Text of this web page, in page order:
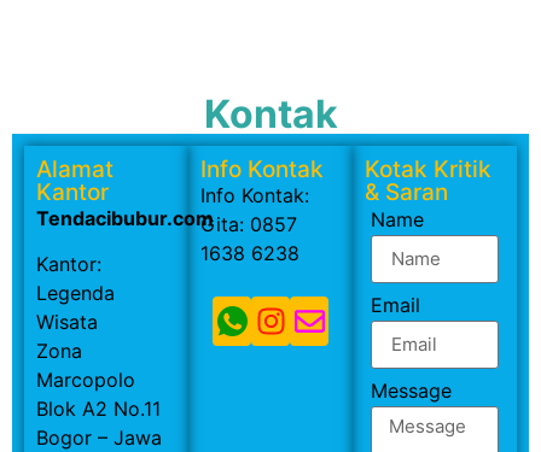
Kontak
Alamat
Kantor
Tendacibubur.com
Kantor:
Legenda
Wisata
Zona
Marcopolo
Blok A2 No.11
Bogor – Jawa
Info Kontak
Info Kontak:
Gita: 0857
1638 6238
Kotak Kritik
& Saran
Name
Email
Message